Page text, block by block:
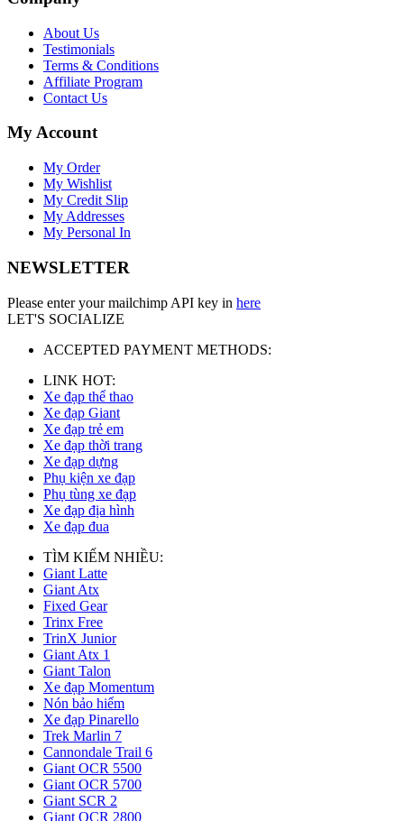
About Us
Testimonials
Terms & Conditions
Affiliate Program
Contact Us
My Account
My Order
My Wishlist
My Credit Slip
My Addresses
My Personal In
NEWSLETTER
Please enter your mailchimp API key in here
LET'S SOCIALIZE
ACCEPTED PAYMENT METHODS:
LINK HOT:
Xe đạp thể thao
Xe đạp Giant
Xe đạp trẻ em
Xe đạp thời trang
Xe đạp dựng
Phụ kiện xe đạp
Phụ tùng xe đạp
Xe đạp địa hình
Xe đạp đua
TÌM KIẾM NHIỀU:
Giant Latte
Giant Atx
Fixed Gear
Trinx Free
TrinX Junior
Giant Atx 1
Giant Talon
Xe đạp Momentum
Nón bảo hiểm
Xe đạp Pinarello
Trek Marlin 7
Cannondale Trail 6
Giant OCR 5500
Giant OCR 5700
Giant SCR 2
Giant OCR 2800